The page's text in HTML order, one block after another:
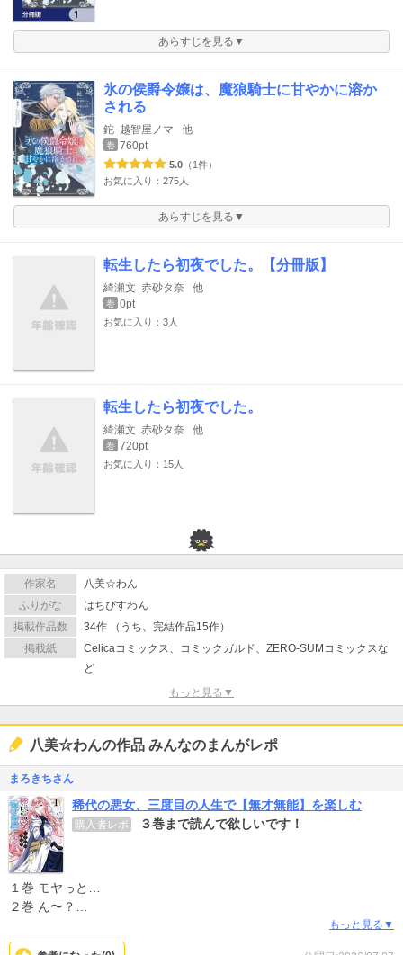
あらすじを見る▼
氷の侯爵令嬢は、魔狼騎士に甘やかに溶か
される
鉈 越智屋ノマ 他
巻 760pt
5.0 （1件）
お気に入り：275人
あらすじを見る▼
転生したら初夜でした。【分冊版】
綺瀬文 赤砂タ奈 他
巻 0pt
お気に入り：3人
転生したら初夜でした。
綺瀬文 赤砂タ奈 他
巻 720pt
お気に入り：15人
作家名
八美☆わん
ふりがな
はちぴすわん
掲載作品数
34作 （うち、完結作品15作）
掲載紙
Celicaコミックス、コミックガルド、ZERO-SUMコミックスな
ど
もっと見る▼
八美☆わんの作品 みんなのまんがレポ
まろきちさん
稀代の悪女、三度目の人生で【無才無能】を楽しむ
購入者レポ ３巻まで読んで欲しいです！
１巻 モヤっと…
２巻 ん〜？
という感想です。
もっと見る▼